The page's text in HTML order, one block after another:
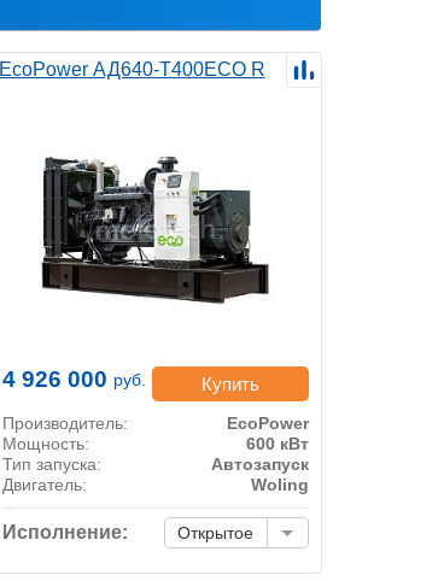
EcoPower АД640-T400ECO R
4 926 000 руб. Купить
Производитель:
EcoPower
Мощность:
600 кВт
Тип запуска:
Автозапуск
Двигатель:
Woling
Исполнение: Открытое